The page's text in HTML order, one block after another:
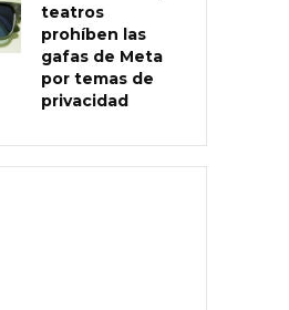
teatros
prohíben las
gafas de Meta
por temas de
privacidad